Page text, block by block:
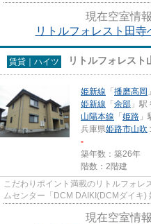
備が整っています。物件情報...
現在空室情
リトルフォレスト田
賃貸｜ハイツ リトルフォレスト
姫新線 「播磨高岡
姫新線 「余部 」
山陽本線 「姫路
兵庫県姫路市山吹
-
築年数：築26年
階数：2階建
こだわりポイント満載のリトルフォレ
ムセンター「DCM DAIKI(DCMダイキ)
な物件です。姫路市エリアにある...
現在空室情